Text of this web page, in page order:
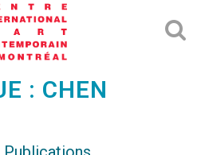
: CHEN